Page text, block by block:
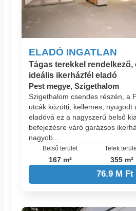
ELADÓ INGATLAN
Tágas terekkel
ideális ikerházfél eladó
Pest megye, Szigethalom
Szigethalom csendes részén, a
utcák közötti, kellemes, nyugodt
eladóvá ez a nagyszerű belső
befejezésre váró garázsos
nagyob...
Belső terület
167 m²
Telek
355 m²
76.9 M Ft